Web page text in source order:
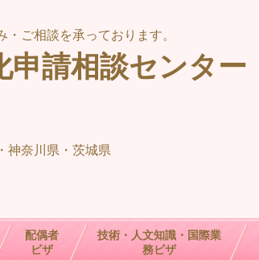
ご相談を承っております。
申請相談センター
神奈川県・茨城県
配偶者
ビザ
技術・人文知識・国際業
務ビザ